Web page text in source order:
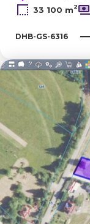
33 100 m2
DHB-GS-6316